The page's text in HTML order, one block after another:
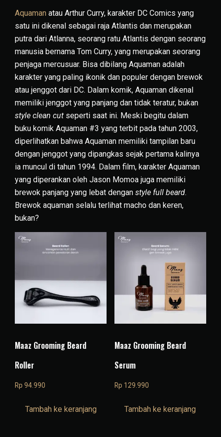
Aquaman atau Arthur Curry, karakter DC Comics yang
satu ini dikenal sebagai raja Atlantis dan merupakan
putra dari Atlanna, seorang ratu Atlantis dengan seorang
manusia bernama Tom Curry, yang merupakan seorang
penjaga mercusuar. Bisa dibilang Aquaman adalah
karakter yang paling ikonik dan populer dengan brewok
atau jenggot dari DC. Dalam komik, Aquaman dikenal
memiliki jenggot yang panjang dan tidak teratur, bukan
style clean cut seperti saat ini. Meski begitu dalam
buku komik Aquaman #3 yang terbit pada tahun 2003,
diperlihatkan bahwa Aquaman memiliki tampilan baru
dengan jenggot yang dipangkas sejak pertama kalinya
ia muncul di tahun 1994. Dalam film, karakter Aquaman
yang diperankan oleh Jason Momoa juga memiliki
brewok panjang yang lebat dengan style full beard.
Brewok aquaman selalu terlihat macho dan keren,
bukan?
Maaz Grooming Beard
Roller
Rp 94.990
Tambah ke keranjang
Maaz Grooming Beard
Serum
Rp 129.990
Tambah ke keranjang